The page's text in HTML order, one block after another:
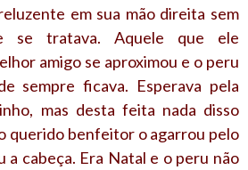
em sua mão direita sem
se tratava. Aquele que ele
amigo se aproximou e o peru
sempre ficava. Esperava pela
mas desta feita nada disso
querido benfeitor o agarrou pelo
a cabeça. Era Natal e o peru não